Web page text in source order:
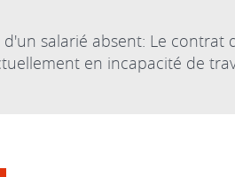
salarié absent: Le
en incapacité de